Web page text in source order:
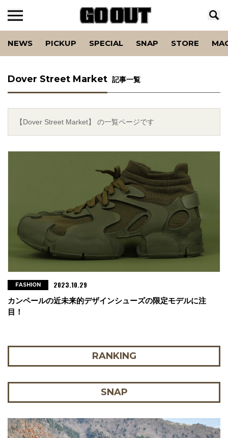
NEWS PICKUP SPECIAL SNAP STORE
Dover Street Market 記事一覧
【Dover Street Market】 の一覧ページです
カンペールの近未来的デザインシューズの限定モデルに注
目！
FASHION 2023.10.29
RANKING
SNAP